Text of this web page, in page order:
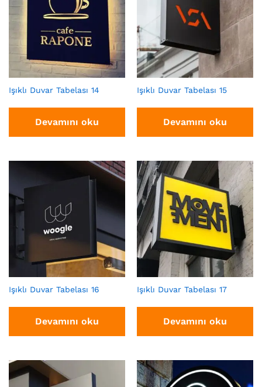
Işıklı Duvar Tabelası 14
Devamını oku
Işıklı Duvar Tabelası 15
Devamını oku
Işıklı Duvar Tabelası 16
Devamını oku
Işıklı Duvar Tabelası 17
Devamını oku